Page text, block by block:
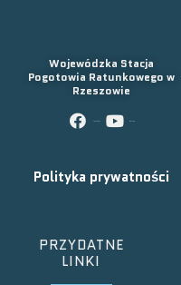
Wojewódzka Stacja
Pogotowia Ratunkowego w
Rzeszowie
Polityka prywatności
PRZYDATNE
LINKI